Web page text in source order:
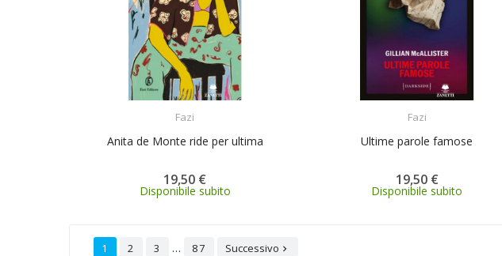
Fazi
Anita de Monte ride per ultima
19,50 €
Disponibile subito
Fazi
Ultime parole famose
19,50 €
Disponibile subito
1 2 3 … 87 Successivo 